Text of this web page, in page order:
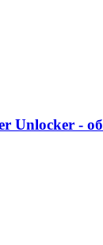
Unlocker -